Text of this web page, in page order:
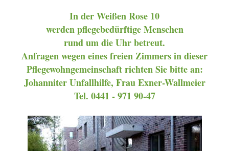
In der Weißen Rose 10
werden pflegebedürftige Menschen
rund um die Uhr betreut.
Anfragen wegen eines freien Zimmers in dieser
Pflegewohngemeinschaft richten Sie bitte an:
Johanniter Unfallhilfe, Frau Exner-Wallmeier
Tel. 0441 - 971 90-47